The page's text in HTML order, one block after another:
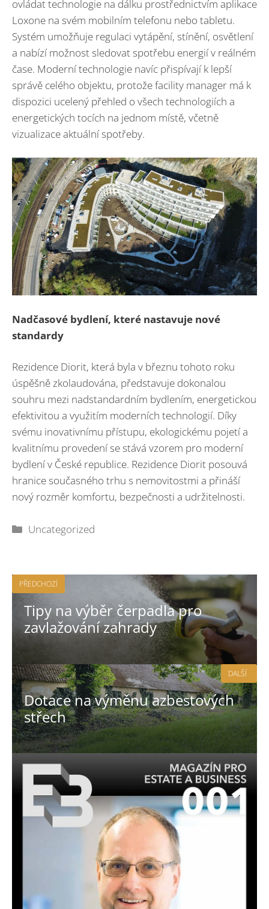
ovládat technologie na dálku prostřednictvím aplikace
Loxone na svém mobilním telefonu nebo tabletu.
Systém umožňuje regulaci vytápění, stínění, osvětlení
a nabízí možnost sledovat spotřebu energií v reálném
čase. Moderní technologie navíc přispívají k lepší
správě celého objektu, protože facility manager má k
dispozici ucelený přehled o všech technologiích a
energetických tocích na jednom místě, včetně
vizualizace aktuální spotřeby.
Nadčasové bydlení, které nastavuje nové
standardy
Rezidence Diorit, která byla v březnu tohoto roku
úspěšně zkolaudována, představuje dokonalou
souhru mezi nadstandardním bydlením, energetickou
efektivitou a využitím moderních technologií. Díky
svému inovativnímu přístupu, ekologickému pojetí a
kvalitnímu provedení se stává vzorem pro moderní
bydlení v České republice. Rezidence Diorit posouvá
hranice současného trhu s nemovitostmi a přináší
nový rozměr komfortu, bezpečnosti a udržitelnosti.
Rubriky
Uncategorized
PŘEDCHOZÍ
Tipy na výběr čerpadla pro
zavlažování zahrady
Dotace na výměnu azbestových
střech
DALŠÍ